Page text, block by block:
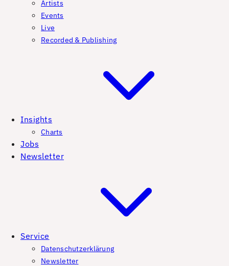
Artists
Events
Live
Recorded & Publishing
Insights
Charts
Jobs
Newsletter
Service
Datenschutzerklärung
Newsletter